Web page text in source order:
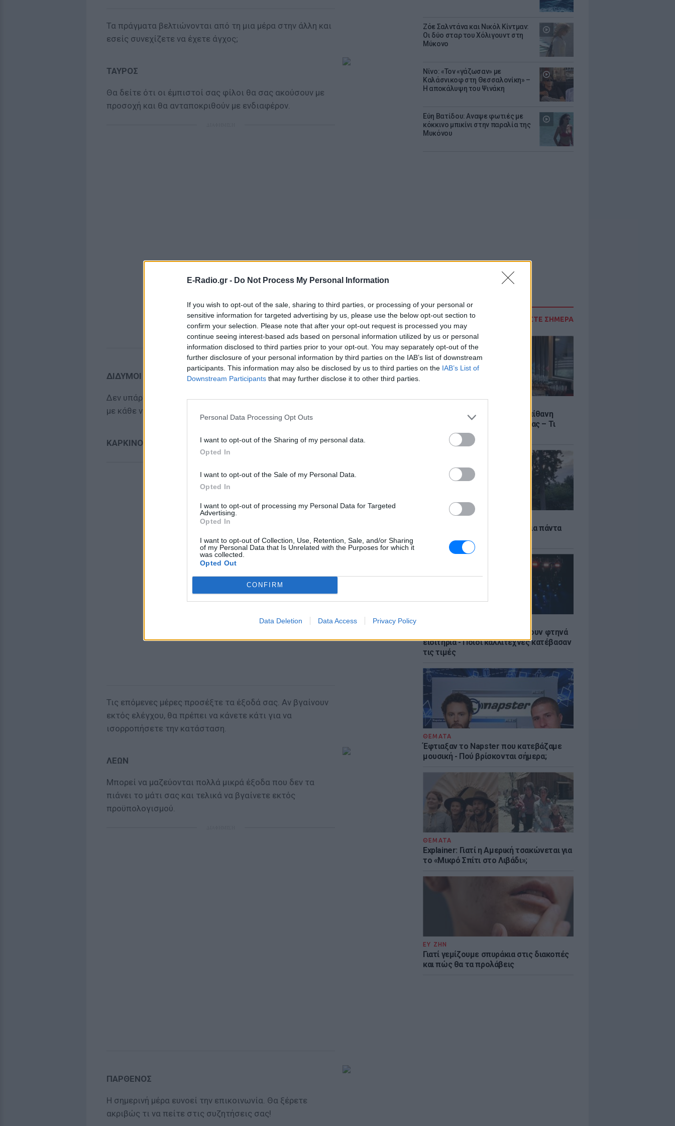
E-Radio.gr - Do Not Process My Personal Information
If you wish to opt-out of the sale, sharing to third parties, or processing of your personal or
sensitive information for targeted advertising by us, please use the below opt-out section to
confirm your selection. Please note that after your opt-out request is processed you may
continue seeing interest-based ads based on personal information utilized by us or personal
information disclosed to third parties prior to your opt-out. You may separately opt-out of the
further disclosure of your personal information by third parties on the IAB’s list of downstream
participants. This information may also be disclosed by us to third parties on the IAB’s List of
Downstream Participants that may further disclose it to other third parties.
Personal Data Processing Opt Outs
I want to opt-out of the Sharing of my personal data.
Opted In
I want to opt-out of the Sale of my Personal Data.
Opted In
I want to opt-out of processing my Personal Data for Targeted
Advertising.
Opted In
I want to opt-out of Collection, Use, Retention, Sale, and/or Sharing
of my Personal Data that Is Unrelated with the Purposes for which it
was collected.
Opted Out
CONFIRM
Data Deletion Data Access Privacy Policy
Ζόε Σαλντάνα και Νικόλ Κίντμαν:
Οι δύο σταρ του Χόλιγουντ στη
Μύκονο
Νίνο: «Τον «γάζωσαν» με
Καλάσνικοφ στη Θεσσαλονίκη» –
Η αποκάλυψη του Ψινάκη
Εύη Βατίδου: Αναψε φωτιές με
κόκκινο μπικίνι στην παραλία της
Μυκόνου
ΔΙΑΒΑΣΤΕ ΣΗΜΕΡΑ
Ο Γιώργος Μανίκας έστησε απίθανη
φάρσα σε υπάλληλο καφετέριας – Τι
έγινε στο βίντεο
Ο αρχιτέκτονας που άλλαξε για πάντα
την Αθήνα
Οι συναυλίες επιτέλους βγάζουν φτηνά
εισιτήρια - Ποιοι καλλιτέχνες κατέβασαν
τις τιμές
ΘΕΜΑΤΑ
Έφτιαξαν το Napster που κατεβάζαμε
μουσική - Πού βρίσκονται σήμερα;
ΘΕΜΑΤΑ
Explainer: Γιατί η Αμερική τσακώνεται για
το «Μικρό Σπίτι στο Λιβάδι»;
ΕΥ ΖΗΝ
Γιατί γεμίζουμε σπυράκια στις διακοπές
και πώς θα τα προλάβεις
Τα πράγματα βελτιώνονται από τη μια μέρα στην άλλη και
εσείς συνεχίζετε να έχετε άγχος;
ΤΑΥΡΟΣ
Θα δείτε ότι οι έμπιστοί σας φίλοι θα σας ακούσουν με
προσοχή και θα ανταποκριθούν με ενδιαφέρον.
ΔΙΔΥΜΟΙ
Δεν υπάρχει κανένας λόγος να αισθάνεστε νευρικότητα
με κάθε νέα γνωριμία!
ΚΑΡΚΙΝΟΣ
Τις επόμενες μέρες προσέξτε τα έξοδά σας. Αν βγαίνουν
εκτός ελέγχου, θα πρέπει να κάνετε κάτι για να
ισορροπήσετε την κατάσταση.
ΛΕΩΝ
Μπορεί να μαζεύονται πολλά μικρά έξοδα που δεν τα
πιάνει το μάτι σας και τελικά να βγαίνετε εκτός
προϋπολογισμού.
ΠΑΡΘΕΝΟΣ
Η σημερινή μέρα ευνοεί την επικοινωνία. Θα ξέρετε
ακριβώς τι να πείτε στις συζητήσεις σας!